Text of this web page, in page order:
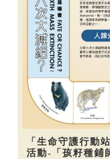
「生命守護行動
活動-「孩籽種鋪